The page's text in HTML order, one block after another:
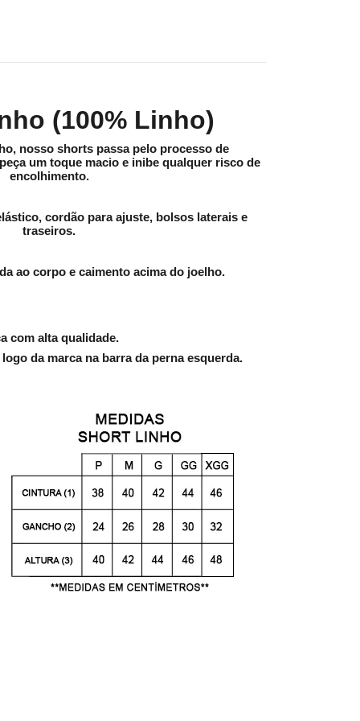
(100% Linho)
nosso shorts passa pelo processo de
um toque macio e inibe qualquer risco de
encolhimento.
cordão para ajuste, bolsos laterais e
traseiros.
ao corpo e caimento acima do joelho.
com alta qualidade.
da marca na barra da perna esquerda.